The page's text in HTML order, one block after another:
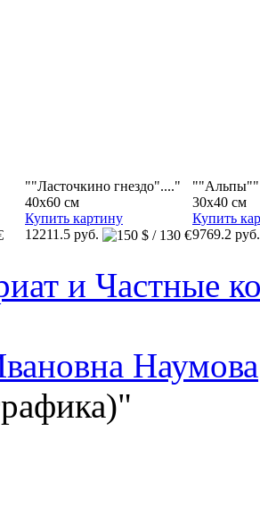
""Ласточкино гнездо"...."
40x60 см
Купить картину
12211.5 руб.
""Альпы""
30x40 см
Купить
9769.2
и Частные
Наумова